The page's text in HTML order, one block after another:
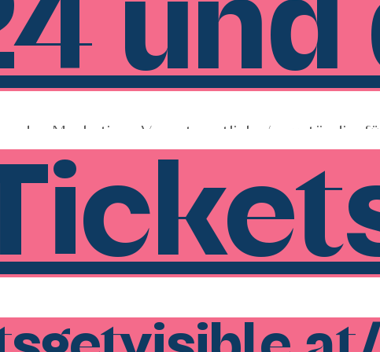
12 Teilnehmer
Rechnungsadresse buchen!
oder Marketing- Verantwortliche/r zuständig
Unternehmens
Produkt oder deine Diesntleistung über
Content Verbesserungsbedarf hat und das
Media Content auf ein höheres Niveau zu
der Analytics- und funktionalen Cookie-
und